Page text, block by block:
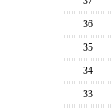
36
35
34
33